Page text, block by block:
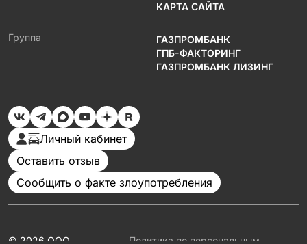
КАРТА САЙТА
Группа
ГАЗПРОМБАНК
ГПБ-ФАКТОРИНГ
ГАЗПРОМБАНК ЛИЗИНГ
Личный кабинет
Оставить отзыв
Сообщить о факте злоупотребления
© 2026 ООО Политика по персональным